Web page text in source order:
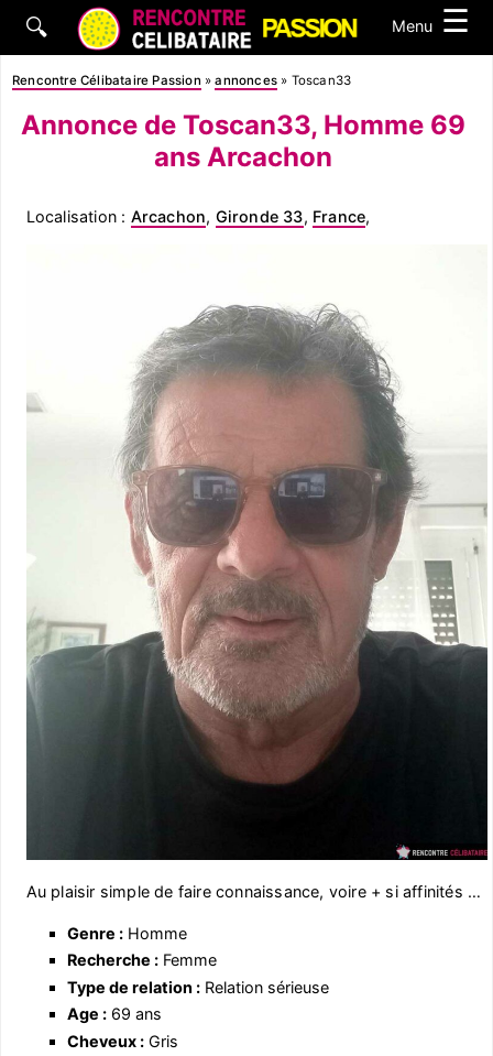
🔍 Menu ☰
Rencontre Célibataire Passion »annonces » Toscan33
Annonce de Toscan33, Homme 69
ans Arcachon
Localisation : Arcachon, Gironde 33, France,
Au plaisir simple de faire connaissance, voire + si affinités …
Genre :Homme
Recherche :Femme
Type de relation :Relation sérieuse
Age :69 ans
Cheveux :Gris